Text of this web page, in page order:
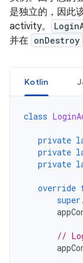
是独立的，因此
activity。
并在 onDestroy
Kotlin
class
private
private
private
override
super .
//